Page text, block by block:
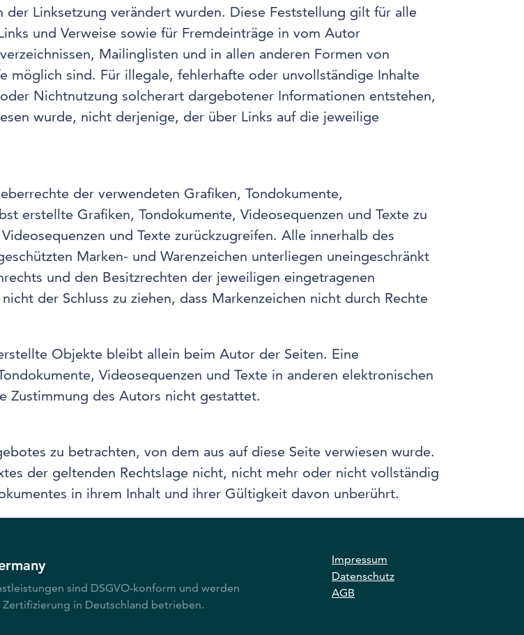
Linksetzung verändert wurden. Diese Feststellung gilt für alle
und Verweise sowie für Fremdeinträge in vom Autor
Mailinglisten und in allen anderen Formen von
möglich sind. Für illegale, fehlerhafte oder unvollständige Inhalte
Nichtnutzung solcherart dargebotener Informationen entstehen,
wurde, nicht derjenige, der über Links auf die jeweilige
der verwendeten Grafiken, Tondokumente,
erstellte Grafiken, Tondokumente, Videosequenzen und Texte zu
und Texte zurückzugreifen. Alle innerhalb des
Marken- und Warenzeichen unterliegen uneingeschränkt
und den Besitzrechten der jeweiligen eingetragenen
der Schluss zu ziehen, dass Markenzeichen nicht durch Rechte
Objekte bleibt allein beim Autor der Seiten. Eine
Videosequenzen und Texte in anderen elektronischen
Zustimmung des Autors nicht gestattet.
zu betrachten, von dem aus auf diese Seite verwiesen wurde.
der geltenden Rechtslage nicht, nicht mehr oder nicht vollständig
in ihrem Inhalt und ihrer Gültigkeit davon unberührt.
sind DSGVO-konform und werden
Zertifizierung in Deutschland betrieben.
Impressum
Datenschutz
AGB